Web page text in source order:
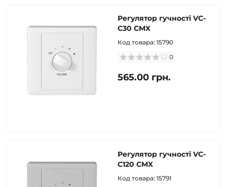
Регулятор гучності VC-
C30 CMX
Код товара: 15790
0
565.00 грн.
Регулятор гучності VC-
C120 CMX
Код товара: 15791